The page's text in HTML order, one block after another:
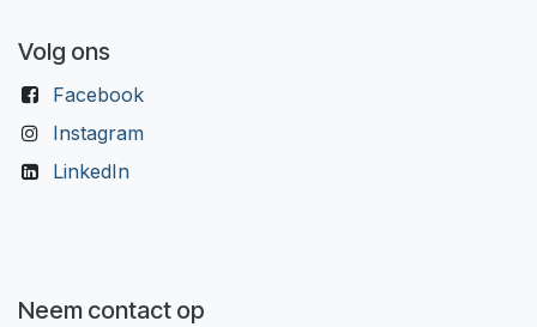
Volg ons
Facebook
Instagram
LinkedIn
Neem contact op